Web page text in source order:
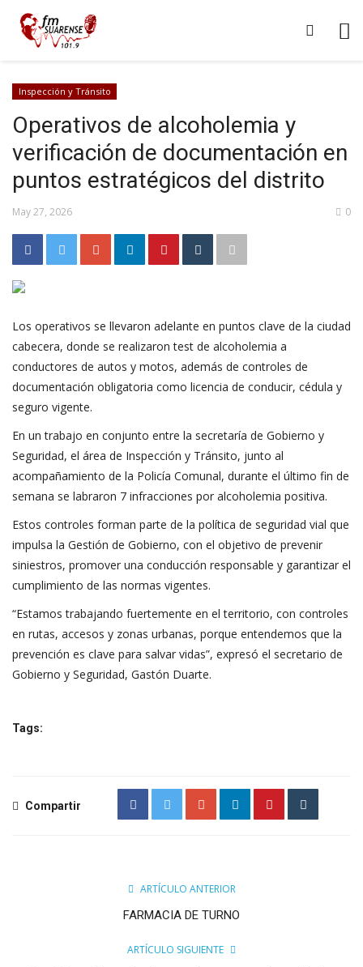
Inspección y Tránsito
Operativos de alcoholemia y
verificación de documentación en
puntos estratégicos del distrito
May 27, 2026 0
Los operativos se llevaron adelante en puntos clave de la ciudad
cabecera, donde se realizaron test de alcoholemia a
conductores de autos y motos, además de controles de
documentación obligatoria como licencia de conducir, cédula y
seguro vigente.
En un trabajo en conjunto entre la secretaría de Gobierno y
Seguridad, el área de Inspección y Tránsito, junto al
acompañamiento de la Policía Comunal, durante el último fin de
semana se labraron 7 infracciones por alcoholemia positiva.
Estos controles forman parte de la política de seguridad vial que
impulsa la Gestión de Gobierno, con el objetivo de prevenir
siniestros, promover una conducción responsable y garantizar el
cumplimiento de las normas vigentes.
“Estamos trabajando fuertemente en el territorio, con controles
en rutas, accesos y zonas urbanas, porque entendemos que la
prevención es clave para salvar vidas”, expresó el secretario de
Gobierno y Seguridad, Gastón Duarte.
Tags:
Compartir
ARTÍCULO ANTERIOR
FARMACIA DE TURNO
ARTÍCULO SIGUIENTE